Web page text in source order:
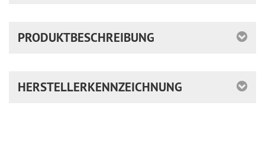
PRODUKTBESCHREIBUNG
HERSTELLERKENNZEICHNUNG